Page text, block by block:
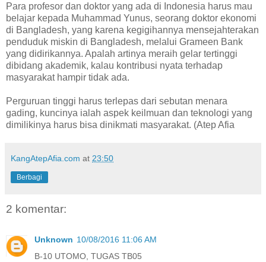
Para profesor dan doktor yang ada di Indonesia harus mau
belajar kepada Muhammad Yunus, seorang doktor ekonomi
di Bangladesh, yang karena kegigihannya mensejahterakan
penduduk miskin di Bangladesh, melalui Grameen Bank
yang didirikannya. Apalah artinya meraih gelar tertinggi
dibidang akademik, kalau kontribusi nyata terhadap
masyarakat hampir tidak ada.
Perguruan tinggi harus terlepas dari sebutan menara
gading, kuncinya ialah aspek keilmuan dan teknologi yang
dimilikinya harus bisa dinikmati masyarakat. (Atep Afia
KangAtepAfia.com at 23:50
Berbagi
2 komentar:
Unknown 10/08/2016 11:06 AM
B-10 UTOMO, TUGAS TB05